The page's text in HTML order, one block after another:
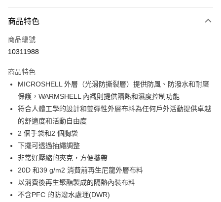
LINE Pay
Apple Pay
悠遊付
Google Pay
全盈+PAY
大哥付你分期
相關說明
【大哥付你分期使用說明】
1.本服務由台灣大哥大提供，台灣大哥大用戶可立即使用無須另外申請。
2.付款方式選擇「大哥付你分期」，訂單成立後會自動跳轉到大哥付的交易
流程，驗證手機門號後，選擇欲分期的期數、繳款截止日，確認付款後即完
3.實際核准額度、可分期數及費用金額請依後續交易確認頁面所載為準。
AFTEE先享後付
相關說明
【關於「AFTEE先享後付」】
AFTEE先享後付是「在收到商品之後才付款」的支付方式。 讓您購物簡單
ATM付款
商品特色
商品編號
10311988
商品特色
MICROSHELL 外層（光滑防撕裂層）提供防風、防潑水和耐磨
保護，WARMSHELL 內襯則提供隔熱和濕度控制功能
符合人體工學的設計和雙彈性外層布料為任何戶外活動提供卓越
的舒適度和活動自由度
2 個手袋和2 個胸袋
下擺可透過抽繩調整
非常好壓縮的夾克，方便攜帶
20D 和39 g/m2 消費前再生尼龍外層布料
以消費後再生聚酯製成的隔熱內裝布料
不含PFC 的防潑水處理(DWR)